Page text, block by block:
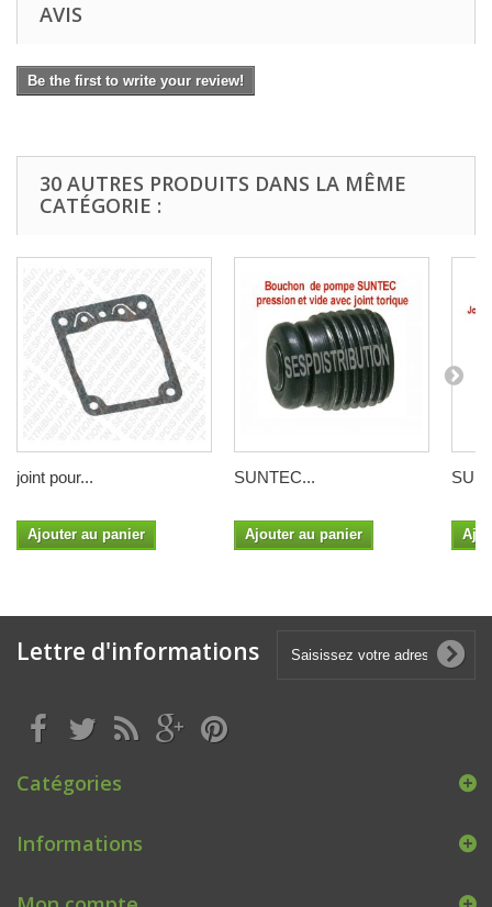
AVIS
Be the first to write your review!
30 AUTRES PRODUITS DANS LA MÊME
CATÉGORIE :
joint pour...
Ajouter au panier
SUNTEC...
Ajouter au panier
Lettre d'informations
Catégories
Informations